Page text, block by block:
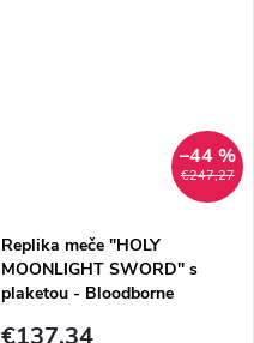
€247,27
–44 %
Replika meče "HOLY
MOONLIGHT SWORD" s
plaketou - Bloodborne
€137,34